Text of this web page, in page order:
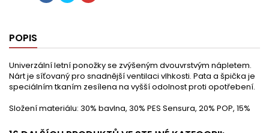
POPIS
Univerzální letní ponožky se zvýšeným dvouvrstvým nápletem.
Nárt je síťovaný pro snadnější ventilaci vlhkosti. Pata a špička je
speciálním tkaním zesílena na vyšší odolnost proti opotřebení.
Složení materiálu: 30% bavlna, 30% PES Sensura, 20% POP, 15%